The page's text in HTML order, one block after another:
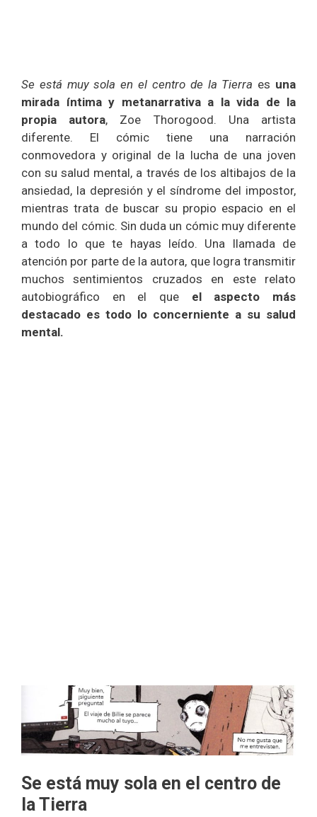
Se está muy sola en el centro de la Tierra es una
mirada íntima y metanarrativa a la vida de la
propia autora, Zoe Thorogood. Una artista
diferente. El cómic tiene una narración
conmovedora y original de la lucha de una joven
con su salud mental, a través de los altibajos de la
ansiedad, la depresión y el síndrome del impostor,
mientras trata de buscar su propio espacio en el
mundo del cómic. Sin duda un cómic muy diferente
a todo lo que te hayas leído. Una llamada de
atención por parte de la autora, que logra transmitir
muchos sentimientos cruzados en este relato
autobiográfico en el que el aspecto más
destacado es todo lo concerniente a su salud
mental.
Se está muy sola en el centro de
la Tierra